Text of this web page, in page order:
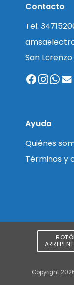
Contacto
Tel:
San Lorenzo
Ayuda
Quiénes
Términos y
Copyright